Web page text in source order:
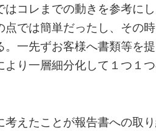
はコレまでの動きを参考に
点では簡単だったし、その
。一先ずお客様へ書類等を
より一層細分化して１つ１
考えたことが報告書への取